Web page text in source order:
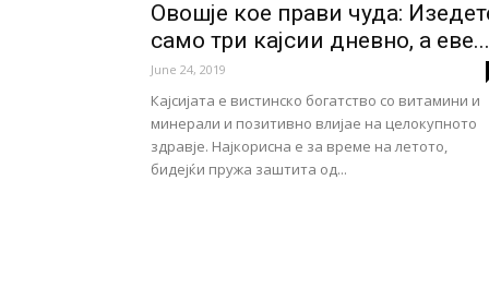
Овошjе кое прави чуда:
само три кајсии дневно, а еве...
June 24, 2019
Кајсијата е вистинско богатство со витамини и
минерали и позитивно влијае на целокупното
здравје. Најкорисна е за време на летото,
бидејќи пружа заштита од...